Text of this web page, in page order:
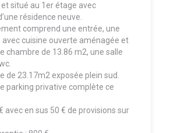
situé au 1er étage avec
résidence neuve.
comprend une entrée, une
avec cuisine ouverte aménagée et
chambre de 13.86 m2, une salle
de 23.17m2 exposée plein sud.
parking privative complète ce
avec en sus 50 € de provisions sur